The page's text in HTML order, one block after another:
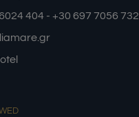
404 - +30 697 7056 732